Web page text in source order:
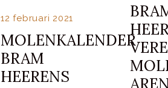
12 februari 2021
MOLENKALENDER
BRAM
HEERENS